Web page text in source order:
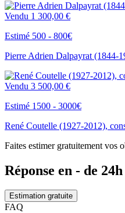
Vendu 1 300,00 €
Estimé 500 - 800€
Pierre Adrien Dalpayrat (1844-
Vendu 3 500,00 €
Estimé 1500 - 3000€
René Coutelle (1927-2012),
Faites estimer gratuitement vos
Réponse en - de 24h
Estimation gratuite
FAQ